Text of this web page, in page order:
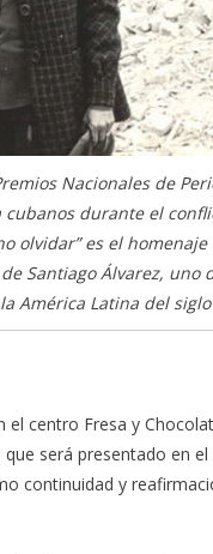
Nacionales de
durante el
olvidar” es el homenaje
Santiago Álvarez, uno
América Latina del siglo
centro Fresa y
será presentado en
continuidad y